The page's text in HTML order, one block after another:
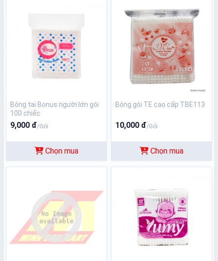
Bông tai Bonus người lớn gói
100 chiếc
9,000 đ/Gói
Chọn mua
Bông gói TE cao cấp TBE113
10,000 đ/Gói
Chọn mua